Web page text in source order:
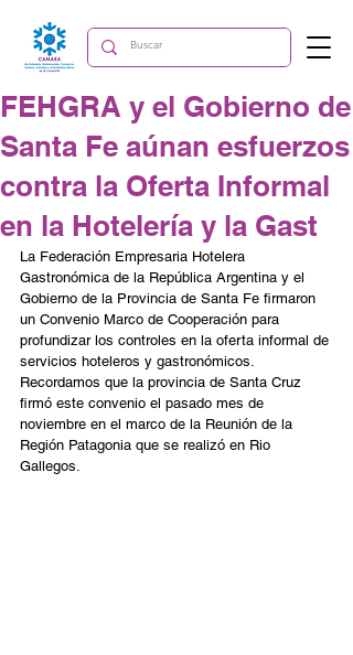
FEHGRA y el Gobierno de
Santa Fe aúnan esfuerzos
contra la Oferta Informal
en la Hotelería y la Gast
La Federación Empresaria Hotelera
Gastronómica de la República Argentina y el
Gobierno de la Provincia de Santa Fe firmaron
un Convenio Marco de Cooperación para
profundizar los controles en la oferta informal de
servicios hoteleros y gastronómicos.
Recordamos que la provincia de Santa Cruz
firmó este convenio el pasado mes de
noviembre en el marco de la Reunión de la
Región Patagonia que se realizó en Rio
Gallegos.